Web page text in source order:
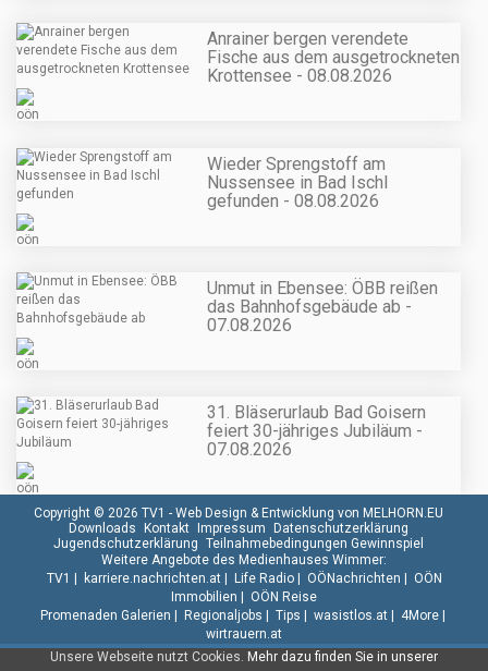
Anrainer bergen verendete
Fische aus dem ausgetrockneten
Krottensee - 08.08.2026
Wieder Sprengstoff am
Nussensee in Bad Ischl
gefunden - 08.08.2026
Unmut in Ebensee: ÖBB reißen
das Bahnhofsgebäude ab -
07.08.2026
31. Bläserurlaub Bad Goisern
feiert 30-jähriges Jubiläum -
07.08.2026
Unsere Webseite nutzt Cookies. Mehr dazu finden Sie in unserer
Copyright © 2026 TV1 - Web Design & Entwicklung von MELHORN.EU
Downloads
Kontakt Impressum
Datenschutzerklärung
Jugendschutzerklärung Teilnahmebedingungen Gewinnspiel
Weitere Angebote des Medienhauses Wimmer:
TV1
karriere.nachrichten.at| Life Radio| OÖNachrichten
OÖN
Immobilien
OÖN Reise
Promenaden Galerien
Regionaljobs Tips wasistlos.at| 4More|
wirtrauern.at